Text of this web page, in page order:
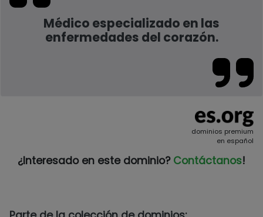
Médico especializado en las
enfermedades del corazón.
dominios premium
en español
¿Interesado en este dominio? Contáctanos!